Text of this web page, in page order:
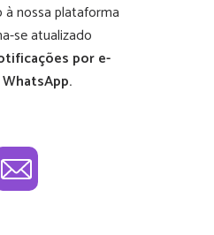
à nossa plataforma
se atualizado
por e-